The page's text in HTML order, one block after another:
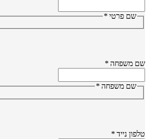
שם פרטי*
משפחה*
שם משפחה*
נייד*